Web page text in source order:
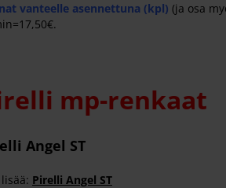
vanteelle asennettuna (kpl) (ja osa
mp-renkaat
Angel ST
Pirelli Angel ST